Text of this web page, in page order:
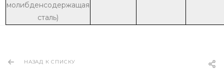
молибденсодержащая
сталь)
НАЗАД К СПИСКУ